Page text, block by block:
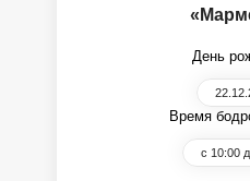
День
Время
с 10:00